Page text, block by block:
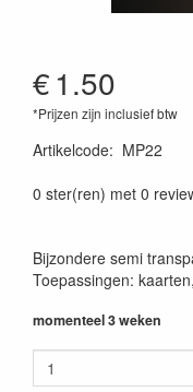
€1.50
*Prijzen zijn inclusief btw
Artikelcode: MP22
0 ster(ren) met 0
Bijzondere semi
Toepassingen:
momenteel 3 weken